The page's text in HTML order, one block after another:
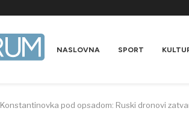
NASLOVNA SPORT
Konstantinovka pod opsadom: Ruski dronovi